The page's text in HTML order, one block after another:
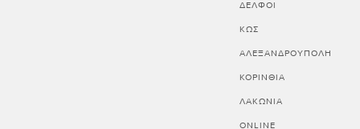
ΔΕΛΦΟΙ
ΚΩΣ
ΑΛΕΞΑΝΔΡΟΥΠΟΛΗ
ΚΟΡΙΝΘΊΑ
ΛΑΚΩΝΊΑ
ONLINE